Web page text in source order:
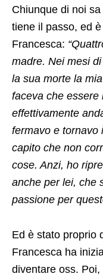
Chiunque di noi
tiene il passo, ed
Francesca:
madre. Nei mesi
la sua morte la
faceva che
effettivamente
fermavo e tornavo
capito che non
cose. Anzi, ho
anche per lei, che
passione per
Ed è stato proprio
Francesca ha
diventare oss. Poi,